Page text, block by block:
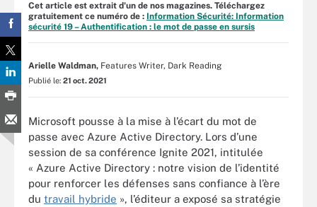
Cet article est extrait d'un de nos magazines. Téléchargez
gratuitement ce numéro de : Information Sécurité: Information
sécurité 19 – Authentification : le mot de passe en sursis
Arielle Waldman, Features Writer, Dark Reading
Publié le: 21 oct. 2021
Microsoft pousse à la mise à l’écart du mot de
passe avec Azure Active Directory. Lors d’une
session de sa conférence Ignite 2021, intitulée
« Azure Active Directory : notre vision de l’identité
pour renforcer les défenses sans confiance à l’ère
du travail hybride », l’éditeur a exposé sa stratégie